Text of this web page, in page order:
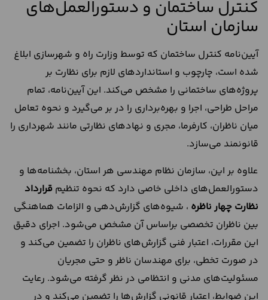
کنترل ساختمان و دستورالعمل‌های
سازمان استان
آیین‌نامه کنترل ساختمان که توسط وزارت راه و شهرسازی ابلاغ
شده است، چارچوب و استانداردهای لازم برای نظارت بر
پروژه‌های ساختمانی را مشخص می‌کند. این آیین‌نامه، تمام
مراحل طراحی، اجرا و بهره‌برداری را در بر می‌گیرد و نحوه تعامل
میان ناظران، کارفرما، مجری و نهادهای نظارتی مانند شهرداری را
قانونمند می‌سازد.
علاوه بر این، سازمان نظام مهندسی هر استان، بخشنامه‌ها و
دستورالعمل‌های داخلی خاصی دارد که نحوه تنظیم قرارداد
نظارت چهار ناظره ، شیوه‌های گزارش‌دهی و الزامات هماهنگی
بین ناظران تخصصی براساس آن مشخص می‌شود. اجرای دقیق
این مقررات، اعتبار فنی گزارش‌های ناظران را تضمین می‌کند و
در صورت تخطی، برای مهندسان ناظر و حتی مجریان
مسئولیت‌های مدنی و انتظامی در نظر گرفته می‌شود. رعایت
این ضوابط، اعتبار قانونی گزارش‌ها را تضمین می‌کند و در